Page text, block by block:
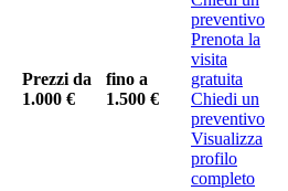
Prezzi da
1.000 €
fino a
1.500 €
preventivo
Prenota la
visita
gratuita
Chiedi un
preventivo
Visualizza
profilo
completo